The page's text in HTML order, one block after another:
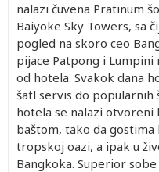
nalazi čuvena Pratinum
Baiyoke Sky Towers, sa
pogled na skoro ceo
pijace Patpong i Lumpini
od hotela. Svakok dana
šatl servis do popularnih
hotela se nalazi
baštom, tako da gostima
tropskoj oazi, a ipak u
Bangkoka. Superior